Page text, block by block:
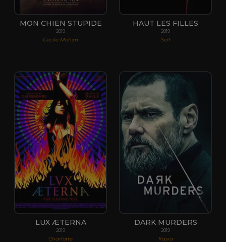
MON CHIEN STUPIDE
2019
Cécile Mohen
HAUT LES FILLES
2019
Self
LUX ÆTERNA
2019
Charlotte
DARK MURDERS
2019
Kasia